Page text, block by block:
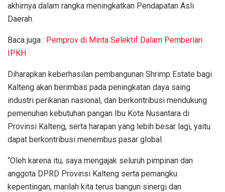
akhirnya dalam rangka meningkatkan Pendapatan Asli
Daerah.
Baca juga : Pemprov di Minta Selektif Dalam Pemberian
IPKH
Diharapkan keberhasilan pembangunan Shrimp Estate bagi
Kalteng akan berimbas pada peningkatan daya saing
industri perikanan nasional, dan berkontribusi mendukung
pemenuhan kebutuhan pangan Ibu Kota Nusantara di
Provinsi Kalteng, serta harapan yang lebih besar lagi, yaitu
dapat berkontribusi menembus pasar global.
“Oleh karena itu, saya mengajak seluruh pimpinan dan
anggota DPRD Provinsi Kalteng serta pemangku
kepentingan, marilah kita terus bangun sinergi dan